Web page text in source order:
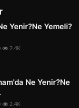
Yenir?Ne Yemeli?
2.4K
Ne Yenir?Ne
2.4K